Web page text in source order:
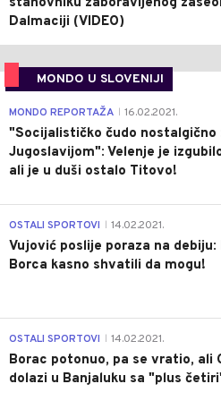
Dalmaciji (VIDEO)
MONDO U SLOVENIJI
MONDO REPORTAŽA 16.02.2021.
"Socijalističko čudo nostalgično
Jugoslavijom": Velenje je
ali je u duši ostalo Titovo!
OSTALI SPORTOVI 14.02.2021.
Vujović poslije poraza na debiju:
Borca kasno shvatili da mogu!
OSTALI SPORTOVI 14.02.2021.
Borac potonuo, pa se vratio, ali
dolazi u Banjaluku sa "plus